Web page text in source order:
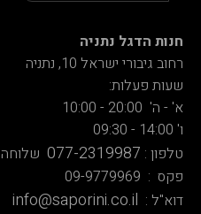
חנות הדגל נתניה
רחוב גיבורי ישראל 10, נתניה
שעות פעלות:
א' - ה' 20:00 - 10:00
ו' 14:00 - 09:30
טלפון : 077-2319987 שלוחה 1
פקס : 09-9779969
דוא"ל : info@saporini.co.il